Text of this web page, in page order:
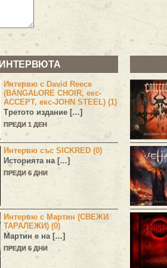
ИНТЕРВЮТА
Интервю с David Reece
(BANGALORE CHOIR, екс-
ACCEPT, екс-JOHN STEEL) (1)
Третото издание […]
ПРЕДИ 1 ДЕН
Интервю със SICKRED (0)
Историята на […]
ПРЕДИ 6 ДНИ
Интервю с Мартин (СВЕЖИ
ТАРАЛЕЖИ) (0)
Мартин е на […]
ПРЕДИ 6 ДНИ